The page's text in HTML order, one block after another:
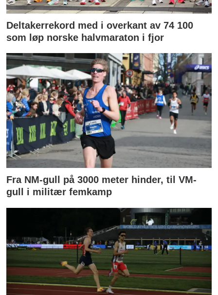
Deltakerrekord med i overkant av 74 100
som løp norske halvmaraton i fjor
Fra NM-gull på 3000 meter hinder, til VM-
gull i militær femkamp